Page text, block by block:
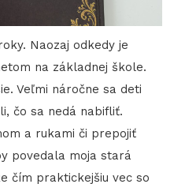
Naozaj odkedy je
na základnej škole.
Veľmi náročne sa deti
čo sa nedá nabifliť.
a rukami či prepojiť
povedala moja stará
čím praktickejšiu vec so